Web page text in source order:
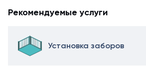
Рекомендуемые услуги
Установка заборов